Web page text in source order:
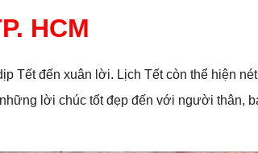
HCM
Tết đến xuân lời. Lịch Tết còn thể hiện
lời chúc tốt đẹp đến với người thân,